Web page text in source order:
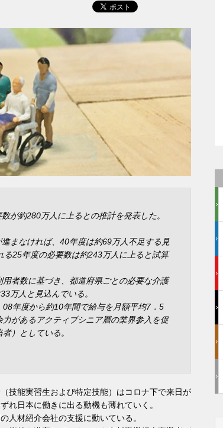
が約280万人に上るとの推計を発表した。
まなければ、40年度は約69万人不足する見
25年度の必要数は約243万人に上ると試算
者数に基づき、都道府県ごとの必要な介護
万人と見込んでいる。
年度から約10年間で給与を月額平均7．5
があるアクティブシニア層の業界参入を促
）としている。
技能実習生および特定技能）はコロナ下で来日が
れ日本に働きに出る動機も薄れていく。
材紹介会社の支援に動いている。